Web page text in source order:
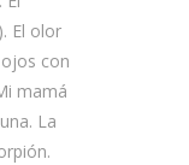
El olor
con
mamá
La